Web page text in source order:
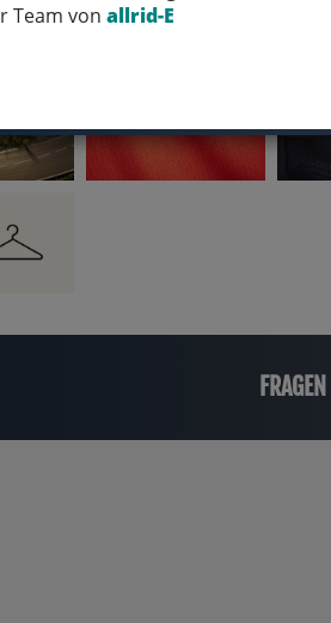
Team von allrid-E